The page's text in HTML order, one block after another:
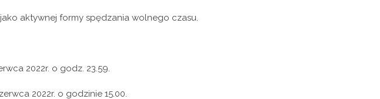
jako aktywnej formy spędzania wolnego czasu.
2022r. o godz. 23.59.
2022r. o godzinie 15.00.